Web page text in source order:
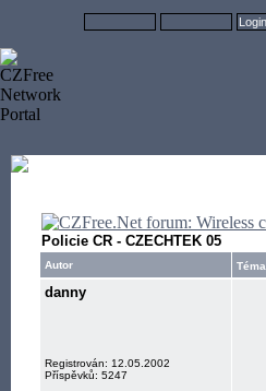
Policie CR - CZECHTEK 05
Autor Téma
danny
Registrován: 12.05.2002
Příspěvků: 5247